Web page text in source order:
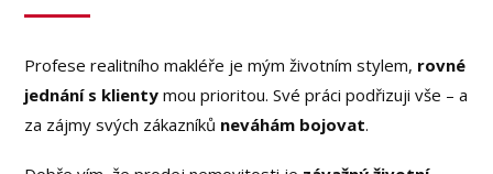
Profese realitního makléře je mým životním stylem, rovné
jednání s klienty mou prioritou. Své práci podřizuji vše – a
za zájmy svých zákazníků neváhám bojovat.